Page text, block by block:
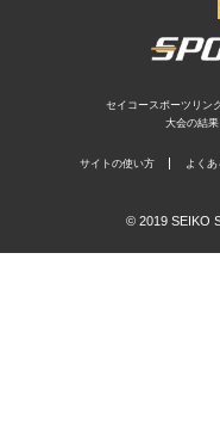
セイコースポーツリン
大会の結果
サイトの使い方 よく
© 2019 SEIKO